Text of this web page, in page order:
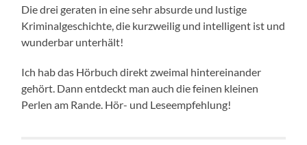
Die drei geraten in eine sehr absurde und lustige
Kriminalgeschichte, die kurzweilig und intelligent ist und
wunderbar unterhält!
Ich hab das Hörbuch direkt zweimal hintereinander
gehört. Dann entdeckt man auch die feinen kleinen
Perlen am Rande. Hör- und Leseempfehlung!